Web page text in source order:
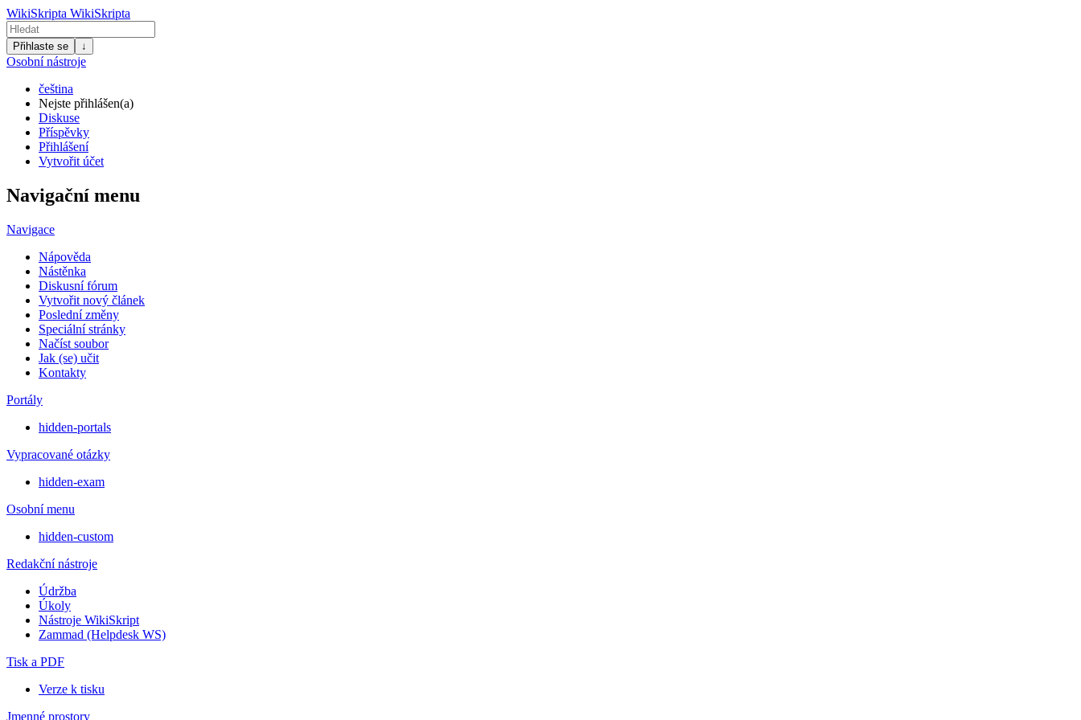
WikiSkripta WikiSkripta
Přihlaste se ↓
Osobní nástroje
čeština
Nejste přihlášen(a)
Diskuse
Příspěvky
Přihlášení
Vytvořit účet
Navigační menu
Navigace
Nápověda
Nástěnka
Diskusní fórum
Vytvořit nový článek
Poslední změny
Speciální stránky
Načíst soubor
Jak (se) učit
Kontakty
Portály
hidden-portals
Vypracované otázky
hidden-exam
Osobní menu
hidden-custom
Redakční nástroje
Údržba
Úkoly
Nástroje WikiSkript
Zammad (Helpdesk WS)
Tisk a PDF
Verze k tisku
Jmenné prostory